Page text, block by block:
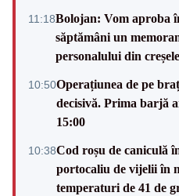
11:18Bolojan: Vom aproba
săptămâni un
personalului din
10:50Operațiunea de pe
decisivă. Prima barjă
15:00
10:38Cod roșu de caniculă
portocaliu de vijelii în
temperaturi de 41 de